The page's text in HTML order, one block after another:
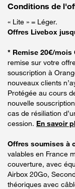
Conditions de
« Lite » = Léger.
Offres Livebox
* Remise 20€/mois
remise sur votre
souscription à
nouveaux clients
Protégée au cours
nouvelle
cas de résiliation
cession. En savoir
Offres soumises à
valables en France
couverture, avec
Airbox 20Go,
théoriques avec